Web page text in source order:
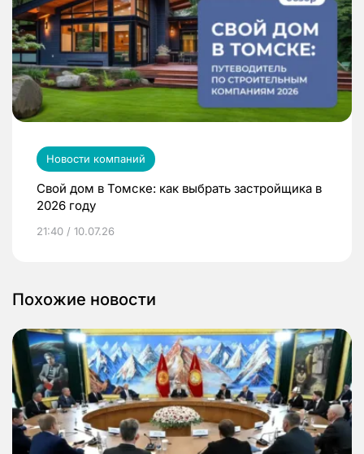
Новости компаний
Свой дом в Томске: как выбрать застройщика в
2026 году
21:40 / 10.07.26
Похожие новости